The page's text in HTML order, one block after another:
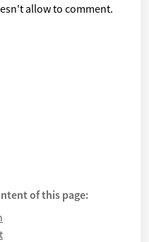
allow to comment.
of this page: